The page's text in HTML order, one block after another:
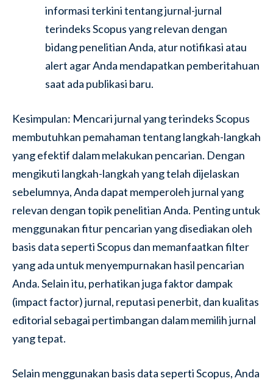
informasi terkini tentang jurnal-jurnal
terindeks Scopus yang relevan dengan
bidang penelitian Anda, atur notifikasi atau
alert agar Anda mendapatkan pemberitahuan
saat ada publikasi baru.
Kesimpulan: Mencari jurnal yang terindeks Scopus
membutuhkan pemahaman tentang langkah-langkah
yang efektif dalam melakukan pencarian. Dengan
mengikuti langkah-langkah yang telah dijelaskan
sebelumnya, Anda dapat memperoleh jurnal yang
relevan dengan topik penelitian Anda. Penting untuk
menggunakan fitur pencarian yang disediakan oleh
basis data seperti Scopus dan memanfaatkan filter
yang ada untuk menyempurnakan hasil pencarian
Anda. Selain itu, perhatikan juga faktor dampak
(impact factor) jurnal, reputasi penerbit, dan kualitas
editorial sebagai pertimbangan dalam memilih jurnal
yang tepat.
Selain menggunakan basis data seperti Scopus, Anda